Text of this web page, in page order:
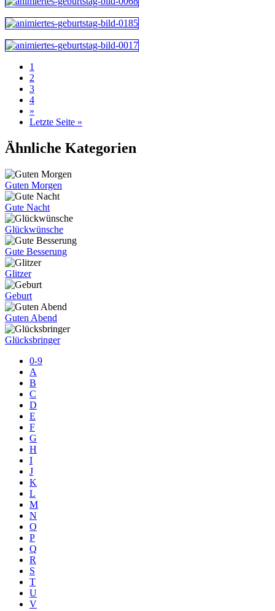
1
2
3
4
»
Letzte Seite »
Ähnliche Kategorien
Guten Morgen
Gute Nacht
Glückwünsche
Gute Besserung
Glitzer
Geburt
Guten Abend
Glücksbringer
0-9
A
B
C
D
E
F
G
H
I
J
K
L
M
N
O
P
Q
R
S
T
U
V